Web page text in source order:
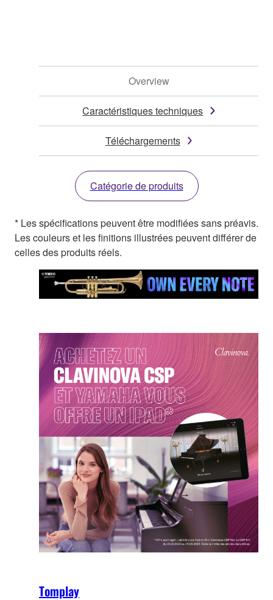
Overview
Caractéristiques techniques
Téléchargements
Catégorie de produits
* Les spécifications peuvent être modifiées sans préavis.
Les couleurs et les finitions illustrées peuvent différer de
celles des produits réels.
Tomplay